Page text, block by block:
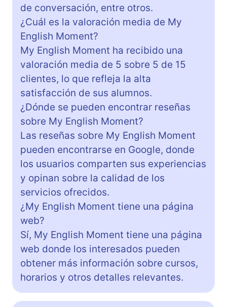
de conversación, entre otros.
¿Cuál es la valoración media de My
English Moment?
My English Moment ha recibido una
valoración media de 5 sobre 5 de 15
clientes, lo que refleja la alta
satisfacción de sus alumnos.
¿Dónde se pueden encontrar reseñas
sobre My English Moment?
Las reseñas sobre My English Moment
pueden encontrarse en Google, donde
los usuarios comparten sus experiencias
y opinan sobre la calidad de los
servicios ofrecidos.
¿My English Moment tiene una página
web?
Sí, My English Moment tiene una página
web donde los interesados pueden
obtener más información sobre cursos,
horarios y otros detalles relevantes.